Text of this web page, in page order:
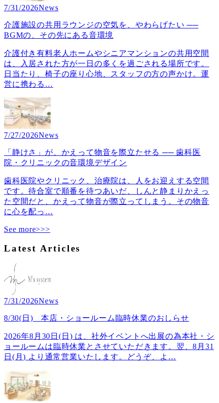
7/31/2026News
介護施設の共用ラウンジの空気を、やわらげたい ──
BGMの、その先にある音環境
介護付き有料老人ホームやシニアマンションの共用空間
は、入居された方が一日の多くを過ごされる場所です。
日当たり、椅子の座り心地、スタッフの方の声かけ。運
営に携わる …
7/27/2026News
「静けさ」が、かえって物音を際立たせる ── 歯科医
院・クリニックの音環境デザイン
歯科医院やクリニック、治療院は、人をお迎えする空間
です。待合室で順番を待つあいだ、しんと静まりかえっ
た空間だと、かえって物音が際立ってしまう。その物音
に心を配っ …
See more>>>
Latest Articles
7/31/2026News
8/30(日) 本店・ショールーム臨時休業のおしらせ
2026年8月30日(日) は、社外イベントへ出展の為本社・シ
ョールームは臨時休業とさせていただきます。翌、8月31
日(月) より通常営業いたします。どうぞ、よ …